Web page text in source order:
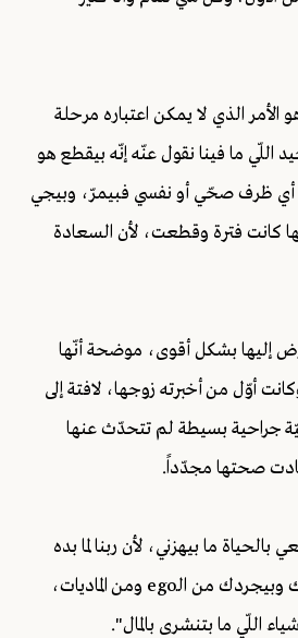
الذي لا يمكن اعتباره مرحلة
اللّي ما فينا نقول عنّه إنّه بيقطع هو
أمّا أي ظرف صحّي أو نفسي فبيمرّ، وبيجي
كانت فترة وقطعت، لأن السعادة
إليها بشكل أقوى، موضحة أنّها
أوّل من أخبرته زوجها، لافتة إلى
جراحية بسيطة لم تتحدّث عنها
صحتها مجدّداً.
ما بيهزني، لأن ربنا لما بده
يفرجيك نعمك، بيكسرك وبيجردك من الـego ومن الماديات،
اللّي ما بتنشرى بالمال".